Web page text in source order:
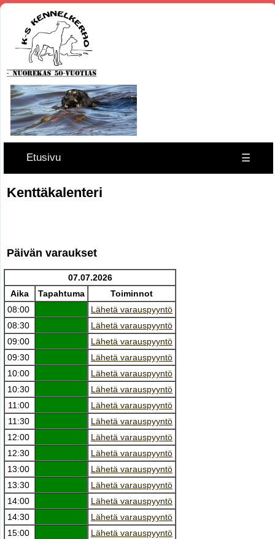
Etusivu ☰
Kenttäkalenteri
Päivän varaukset
07.07.2026
Aika
Tapahtuma
Toiminnot
08:00
Lähetä varauspyyntö
08:30
Lähetä varauspyyntö
09:00
Lähetä varauspyyntö
09:30
Lähetä varauspyyntö
10:00
Lähetä varauspyyntö
10:30
Lähetä varauspyyntö
11:00
Lähetä varauspyyntö
11:30
Lähetä varauspyyntö
12:00
Lähetä varauspyyntö
12:30
Lähetä varauspyyntö
13:00
Lähetä varauspyyntö
13:30
Lähetä varauspyyntö
14:00
Lähetä varauspyyntö
14:30
Lähetä varauspyyntö
15:00
Lähetä varauspyyntö